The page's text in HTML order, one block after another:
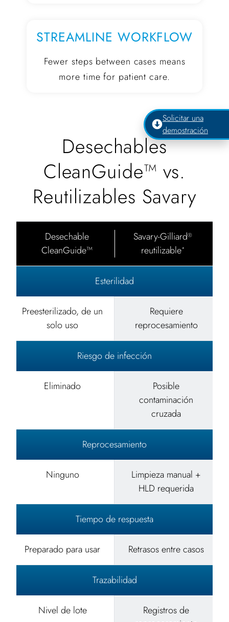
Solicitar una
demostración
STREAMLINE WORKFLOW
Fewer steps between cases means
more time for patient care.
Desechables
CleanGuide™ vs.
Reutilizables Savary
Desechable
CleanGuide™
Savary-Gilliard®
reutilizable*
Esterilidad
Preesterilizado, de un
solo uso
Requiere
reprocesamiento
Riesgo de infección
Eliminado
Posible
contaminación
cruzada
Reprocesamiento
Ninguno
Limpieza manual +
HLD requerida
Tiempo de respuesta
Preparado para usar Retrasos entre casos
Trazabilidad
Nivel de lote
Registros de